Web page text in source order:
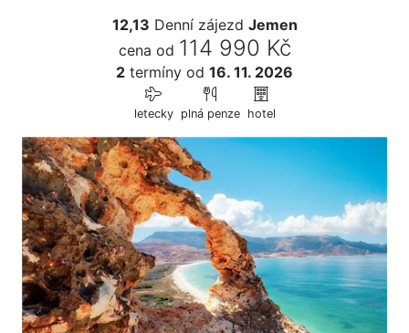
12,13 Denní zájezd Jemen
cena od 114 990 Kč
2 termíny od 16. 11. 2026
letecky plná penze hotel